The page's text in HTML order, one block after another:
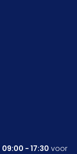
09:00 - 17:30 voor